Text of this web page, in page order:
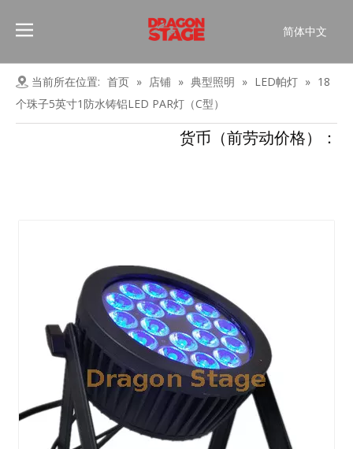
简体中文
Pусский
Français
العربية
当前所在位置: 首页 » 店铺 » 典型照明 » LED帕灯 » 18
个珠子5英寸1防水铸铝LED PAR灯（C型）
货币（前劳动价格）：